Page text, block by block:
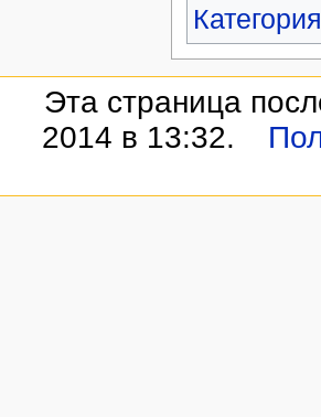
Категория
Эта страница
2014 в 13:32.